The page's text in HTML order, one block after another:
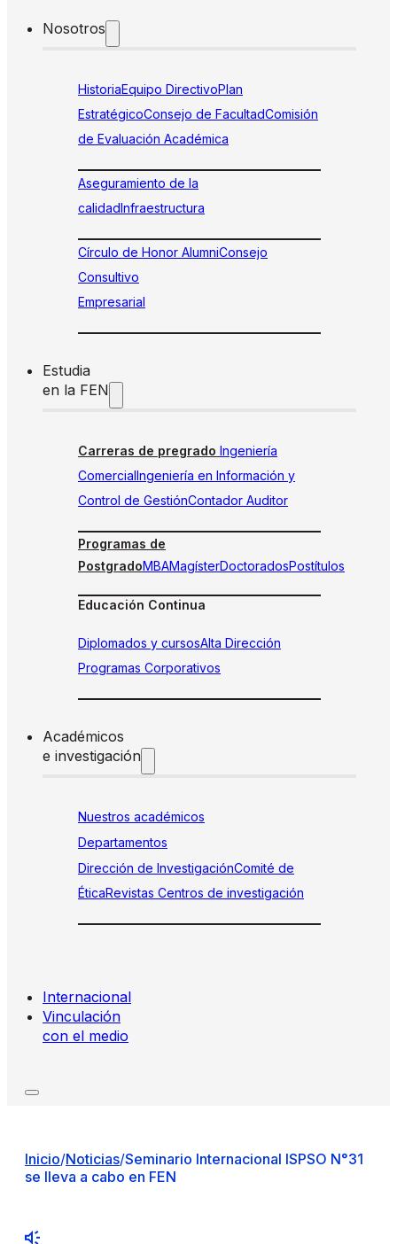
Nosotros
HistoriaEquipo DirectivoPlan
EstratégicoConsejo de FacultadComisión
de Evaluación Académica
Aseguramiento de la
calidadInfraestructura
Círculo de Honor AlumniConsejo
Consultivo
Empresarial
Estudia
en la FEN
Carreras de pregrado Ingeniería
ComercialIngeniería en Información y
Control de GestiónContador Auditor
Programas de
PostgradoMBAMagísterDoctoradosPostítulos
Educación Continua
Diplomados y cursosAlta Dirección
Programas Corporativos
Académicos
e investigación
Nuestros académicos
Departamentos
Dirección de InvestigaciónComité de
ÉticaRevistas Centros de investigación
Internacional
Vinculación
con el medio
Inicio/Noticias/Seminario Internacional ISPSO N°31
se lleva a cabo en FEN